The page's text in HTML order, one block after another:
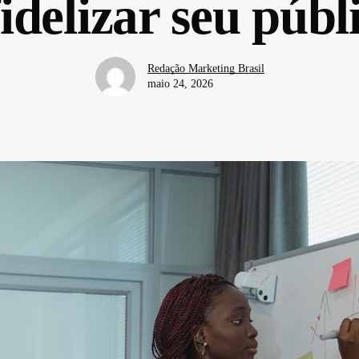
seu
Redação Marketing Brasil
maio 24, 2026